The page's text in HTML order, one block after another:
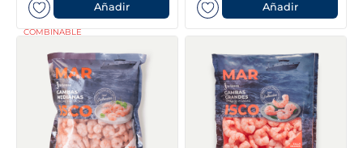
COMBINABLE
Añadir Añadir